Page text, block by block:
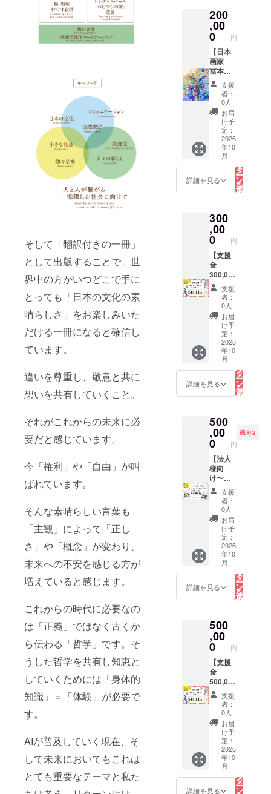
そして「翻訳付きの一冊」
として出版することで、世
界中の方がいつどこで手に
とっても「日本の文化の素
晴らしさ」をお楽しみいた
だける一冊になると確信し
ています。
違いを尊重し、敬意と共に
想いを共有していくこと。
それがこれからの未来に必
要だと感じています。
今「権利」や「自由」が叫
ばれています。
そんな素晴らしい言葉も
「主観」によって「正し
さ」や「概念」が変わり、
未来への不安を感じる方が
増えていると感じます。
これからの時代に必要なの
は「正義」ではなく古くか
ら伝わる「哲学」です。そ
うした哲学を共有し知恵と
していくためには「身体的
知識」＝「体験」が必要で
す。
AIが普及していく現在、そ
して未来においてもこれは
とても重要なテーマと私た
係なく
足腰の
トレー
ニング
として
履いて
いる方
も。是
非この
機会び
お試し
くださ
い！
こ、
ドッジ
ボール
なども
でき、
園の指
定靴と
しても
採用さ
れてお
り、知
る人ぞ
知る、
そして
愛され
続ける
草履で
す。 ま
た、年
齢に関
足腰の
トレー
ニング
として
履いて
いる方
も。是
非この
機会び
お試し
くださ
い！
と呼ば
れる梅
です。
林州
は、後
醍醐天
皇が南
朝を開
くより
前から
西吉野
で栽培
されて
いたと
伝えら
れてい
ます
が、明
始めら
れまし
た。近
年では
皮が柔
らか
く、収
穫時に
雨が降
るだけ
ではじ
けてし
まう
「林
州」は
青果流
通でき
ないた
んこう
う
め）」
などへ
の植え
替えが
進み、
生産量
が減少
の一途
をた
どって
いま
す。 林
州は時
代とと
もに観
賞用、
えてき
ました
が、常
にこの
地域の
暮らし
ととも
にあり
まし
た。そ
してこ
の林州
は、梅
干にす
ると南
高梅に
勝ると
も劣ら
全額を
プロ
ジェク
ト実施
のため
に使わ
せてい
ただき
ます。
ありが
とうご
ざいま
すメッ
セージ
を送ら
せてい
ただき
ます。
200
,00
0 円
【日本
画家
冨本七
絵作の
日本
画】
「季節
は夜に
すす
む」制
作年
2020年
作品サ
イズ
F3(273
×220m
サイズ
385×33
0mm 厚
み
45mm
徳島市
生まれ ​
武蔵野
美術大
学造形
学部日
本画学
科卒業
武蔵野
美術大
学大学
院造形
研究科
日本画
コース
了制作
優秀賞
受賞 徳
島市在
住 東
京・徳
島を中
心に活
動中 〜
季節の
流れの
なかで
植物た
ちは水
を吸い
あげ、
生命を
はきだ
す。 そ
の生命
水にな
り、め
ぐって
いく。
わたし
は日々
季節に
翻弄さ
れなが
ら、 そ
のかた
ちを捉
えよう
と 視覚
より
もっと
深いと
ころで
支援
者：
0人
お届
け予
定：
2026
年10
月
詳細を見る
リ
タ
ー
ン
を
選
択
300
,00
0 円
【支援
金
300,000
円！す
べてを
活動に
役立て
たい！
あなた
へ】
（この
リター
ンは設
定金額
が複数
ござい
全額を
プロ
ジェク
ト実施
のため
に使わ
せてい
ただき
ます。
ありが
とうご
ざいま
すメッ
セージ
を送ら
せてい
ただき
ます。
支援
者：
0人
お届
け予
定：
2026
年10
月
詳細を見る
リ
タ
ー
ン
を
選
択
500
,00
0 円
残り2
【法人
様向
け〜フ
リー
ペー
パーお
むすび
「広告
1/2枠年
間掲
載】 フ
リー
ペー
パーお
むすび
広告1/2
年間
（年3回
発行）
ご紹介
させて
いただ
きま
す。 ＼
オスス
メポイ
ント／
①ご希
望数無
料配
送！
1,000部
までお
渡し出
支援
者：
0人
お届
け予
定：
2026
年10
月
詳細を見る
リ
タ
ー
ン
を
選
択
500
,00
0 円
【支援
金
500,000
円！す
べてを
活動に
役立て
たい！
あなた
へ】
（この
リター
ンは設
定金額
支援
者：
0人
お届
け予
定：
2026
年10
月
詳細を見る
リ
タ
ー
ン